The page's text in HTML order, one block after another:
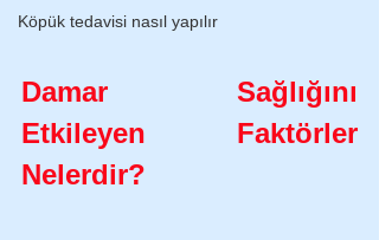
Köpük tedavisi nasıl yapılır
Damar Sağlığını
Etkileyen Faktörler
Nelerdir?